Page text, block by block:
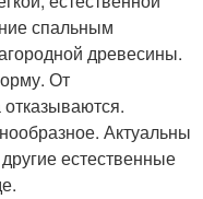
спальным
древесины.
От
Актуальны
естественные